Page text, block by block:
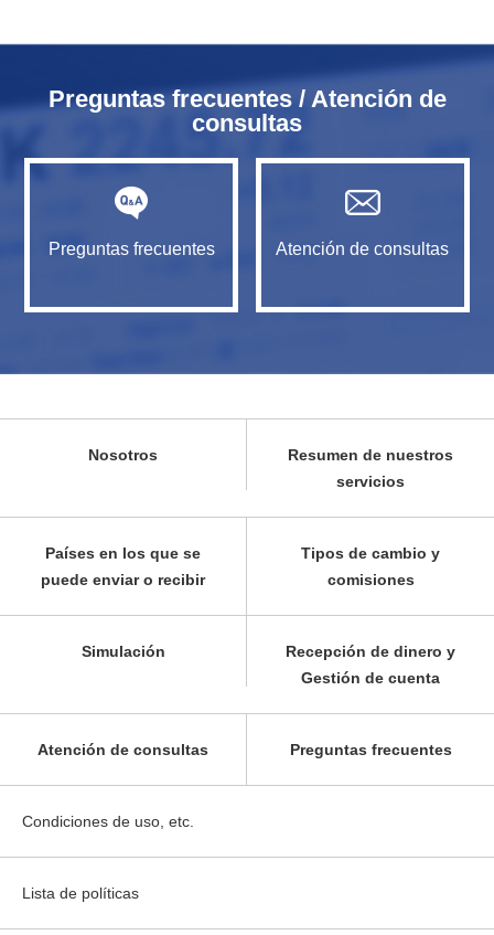
Preguntas frecuentes / Atención de
consultas
Preguntas frecuentes Atención de consultas
Nosotros
Resumen de nuestros
servicios
Países en los que se
puede enviar o recibir
Tipos de cambio y
comisiones
Simulación
Recepción de dinero y
Gestión de cuenta
Atención de consultas Preguntas frecuentes
Condiciones de uso, etc.
Lista de políticas